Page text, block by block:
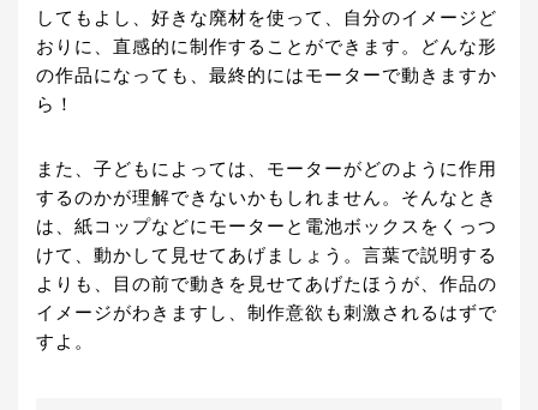
してもよし、好きな廃材を使って、自分のイメージど
おりに、直感的に制作することができます。どんな形
の作品になっても、最終的にはモーターで動きますか
ら！
また、子どもによっては、モーターがどのように作用
するのかが理解できないかもしれません。そんなとき
は、紙コップなどにモーターと電池ボックスをくっつ
けて、動かして見せてあげましょう。言葉で説明する
よりも、目の前で動きを見せてあげたほうが、作品の
イメージがわきますし、制作意欲も刺激されるはずで
すよ。